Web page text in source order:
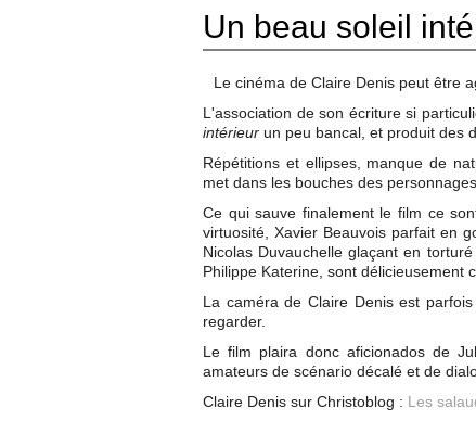
Un beau soleil
Le cinéma de Claire Denis peut être
L'association de son écriture si
intérieur un peu bancal, et produit des
Répétitions et ellipses, manque de
met dans les bouches des
Ce qui sauve finalement le film ce
virtuosité, Xavier Beauvois parfait en
Nicolas Duvauchelle glaçant en
Philippe Katerine, sont délicieusement
La caméra de Claire Denis est
regarder.
Le film plaira donc aficionados de
amateurs de scénario décalé et de
Claire Denis sur Christoblog : Les